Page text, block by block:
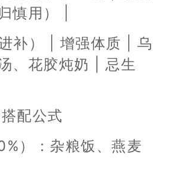
慎用） |
补） | 增强体质 | 乌
、花胶炖奶 | 忌生
配公式
）：杂粮饭、燕麦